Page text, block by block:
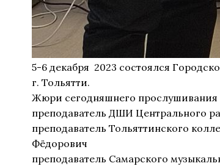
5-6 декабря 2023 состоялся
г. Тольятти.
Жюри сегодняшнего прослушивания
преподаватель ДШИ Центрального
преподаватель Тольяттинского
Фёдорович
преподаватель Самарского